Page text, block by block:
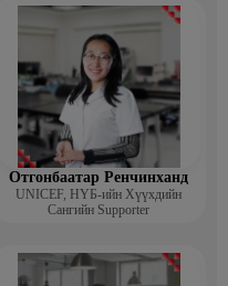
Отгонбаатар Ренчинханд
UNIСЕF, НҮБ-ийн Хүүхдийн
Сангийн Supporter